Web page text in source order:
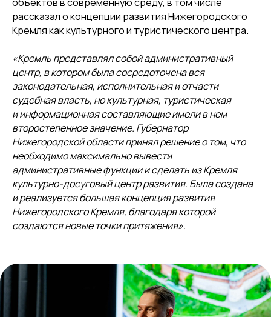
рассказал о концепции развития Нижегородского
Кремля как культурного и туристического центра.
«Кремль представлял собой административный
центр, в котором была сосредоточена вся
законодательная, исполнительная и отчасти
судебная власть, но культурная, туристическая
и информационная составляющие имели в нем
второстепенное значение. Губернатор
Нижегородской области принял решение о том, что
необходимо максимально вывести
административные функции и сделать из Кремля
культурно-досуговый центр развития. Была создана
и реализуется большая концепция развития
Нижегородского Кремля, благодаря которой
создаются новые точки притяжения».